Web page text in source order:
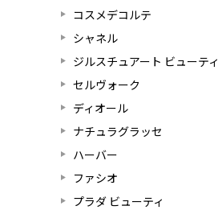
コスメデコルテ
シャネル
ジルスチュアート ビューティ
セルヴォーク
ディオール
ナチュラグラッセ
ハーバー
ファシオ
プラダ ビューティ